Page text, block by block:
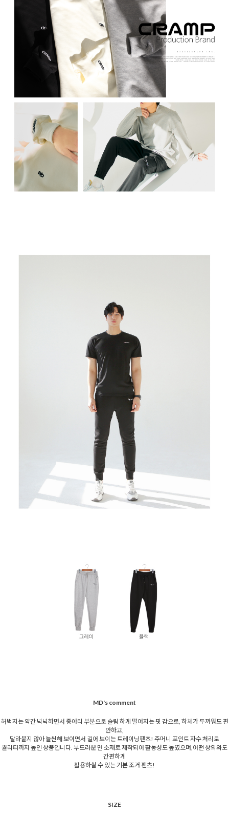
MD's comment
허벅지는 약간 넉넉하면서 종아리 부분으로 슬림 하게 떨어지는 핏 감으로, 하체가 두꺼워도 편
안하고,
달라붙지 않아 늘씬해 보이면서 길어 보이는 트레이닝팬츠! 주머니 포인트 자수 처리로
퀄리티까지 높인 상품입니다. 부드러운 면 소재로 제작되어 활동성도 높였으며,어떤 상의와도
간편하게
활용하실 수 있는 기본 조거 팬츠!
SIZE